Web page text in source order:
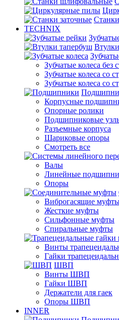
TECHNIX
Зубчатые колеса без
Зубчатые колеса со
Зубчатые колеса со
Корпусные
Опорные ролики
Подшипниковые
Разъемные корпуса
Шариковые опоры
Смотреть все
Валы
Линейные
Опоры
Виброгасящие
Жесткие муфты
Сильфонные муфты
Спиральные муфты
Винты
Гайки
ШВП
Винты ШВП
Гайки ШВП
Держатели для гаек
Опоры ШВП
INNER